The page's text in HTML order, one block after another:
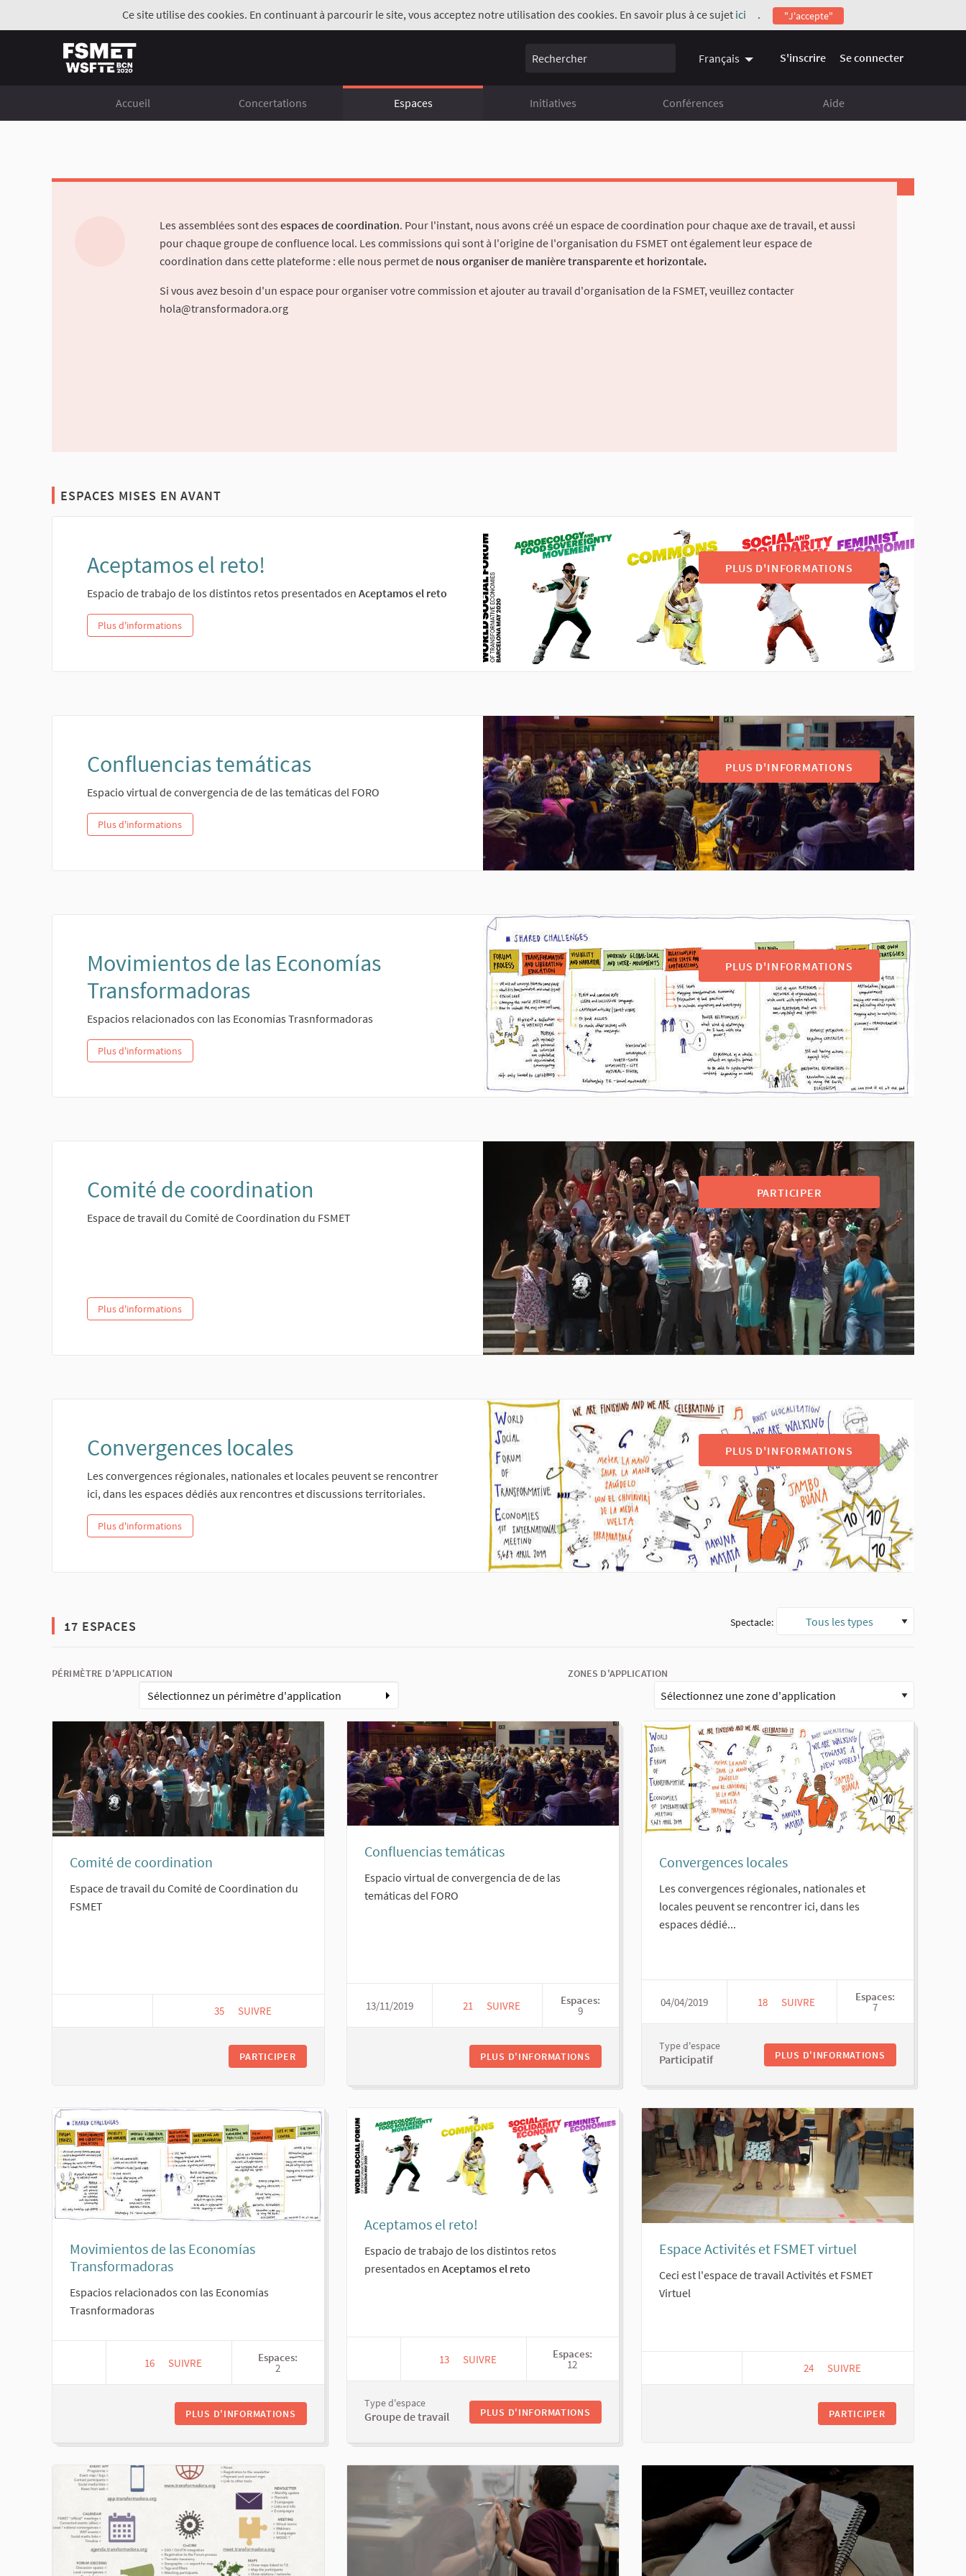
Ce site utilise des cookies. En continuant à parcourir le site, vous acceptez notre utilisation des cookies. En savoir plus à ce sujet ici
(Lien externe)
. "J'accepte"
Rechercher Français S'inscrire Se connecter
Accueil Concertations Espaces Initiatives Conférences Aide
Les assemblées sont des espaces de coordination. Pour l'instant, nous avons créé un espace de coordination pour chaque axe de travail, et aussi
pour chaque groupe de confluence local. Les commissions qui sont à l'origine de l'organisation du FSMET ont également leur espace de
coordination dans cette plateforme : elle nous permet de nous organiser de manière transparente et horizontale.
Si vous avez besoin d'un espace pour organiser votre commission et ajouter au travail d'organisation de la FSMET, veuillez contacter
hola@transformadora.org
ESPACES MISES EN AVANT
Aceptamos el reto!
Espacio de trabajo de los distintos retos presentados en Aceptamos el reto
Plus d'informations
PLUS D'INFORMATIONS
Confluencias temáticas
Espacio virtual de convergencia de de las temáticas del FORO
Plus d'informations
PLUS D'INFORMATIONS
Movimientos de las Economías
Transformadoras
Espacios relacionados con las Economías Trasnformadoras
Plus d'informations
PLUS D'INFORMATIONS
Comité de coordination
Espace de travail du Comité de Coordination du FSMET
Plus d'informations
PARTICIPER
Convergences locales
Les convergences régionales, nationales et locales peuvent se rencontrer
ici, dans les espaces dédiés aux rencontres et discussions territoriales.
Plus d'informations
PLUS D'INFORMATIONS
17 ESPACES Spectacle: Tous les types
PÉRIMÈTRE D'APPLICATION
Sélectionnez un périmètre d'application
ZONES D'APPLICATION
Comité de coordination
Espace de travail du Comité de Coordination du
FSMET
35 35 ABONNÉS
SUIVRE
PARTICIPER
Confluencias temáticas
Espacio virtual de convergencia de de las
temáticas del FORO
13/11/2019 21 21 ABONNÉS
SUIVRE
CONFLUENCIAS TEMÁTICAS
Espaces:
9
PLUS D'INFORMATIONS
Convergences locales
Les convergences régionales, nationales et
locales peuvent se rencontrer ici, dans les
espaces dédié...
04/04/2019 18 18 ABONNÉS
SUIVRE
CONVERGENCES LOCALES
Espaces:
7
Type d'espace
Participatif PLUS D'INFORMATIONS
Movimientos de las Economías
Transformadoras
Espacios relacionados con las Economías
Trasnformadoras
16 16 ABONNÉS
SUIVRE
MOVIMIENTOS DE LAS ECONOMÍAS TRANSFORMADORAS
Espaces:
2
PLUS D'INFORMATIONS
Aceptamos el reto!
Espacio de trabajo de los distintos retos
presentados en Aceptamos el reto
13 13 ABONNÉS
SUIVRE Espaces:
12
Type d'espace
Groupe de travail PLUS D'INFORMATIONS
Espace Activités et FSMET virtuel
Ceci est l'espace de travail Activités et FSMET
Virtuel
24 24 ABONNÉS
SUIVRE
PARTICIPER